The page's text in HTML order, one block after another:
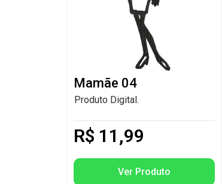
Mamãe 04
Produto Digital.
R$ 11,99
Ver Produto